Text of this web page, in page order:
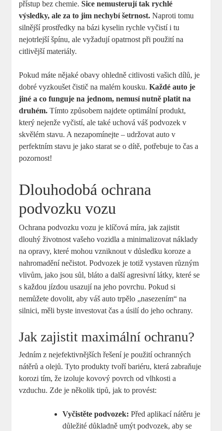
přístup bez chemie.Sice nemusterují tak rychlé
výsledky, ale za to jim nechybí šetrnost. Naproti tomu
silnější prostředky na bázi kyselin rychle vyčistí i tu
nejotrlejší špínu, ale vyžadují opatrnost při použití na
citlivější materiály.
Pokud máte nějaké obavy ohledně citlivosti vašich dílů, je
dobré vyzkoušet čistič na malém kousku.Každé auto je
jiné a co funguje na jednom, nemusí nutně platit na
druhém. Tímto způsobem najdete optimální produkt,
který nejenže vyčistí, ale také uchová váš podvozek v
skvělém stavu. A nezapomínejte – udržovat auto v
perfektním stavu je jako starat se o dítě, potřebuje to čas a
pozornost!
Dlouhodobá ochrana
podvozku vozu
Ochrana podvozku vozu je klíčová míra, jak zajistit
dlouhý životnost vašeho vozidla a minimalizovat náklady
na opravy, které mohou vzniknout v důsledku koroze a
nahromadění nečistot. Podvozek je totiž vystaven různým
vlivům, jako jsou sůl, bláto a další agresivní látky, které se
s každou jízdou usazují na jeho povrchu. Pokud si
nemůžete dovolit, aby váš auto trpělo „nasezením“ na
silnici, měli byste investovat čas a úsilí do jeho ochrany.
Jak zajistit maximální ochranu?
Jedním z nejefektivnějších řešení je použití ochranných
nátěrů a olejů. Tyto produkty tvoří bariéru, která zabraňuje
korozi tím, že izoluje kovový povrch od vlhkosti a
vzduchu. Zde je několik tipů, jak to provést:
Vyčistěte podvozek: Před aplikací nátěru je
důležité důkladně umýt podvozek, aby se